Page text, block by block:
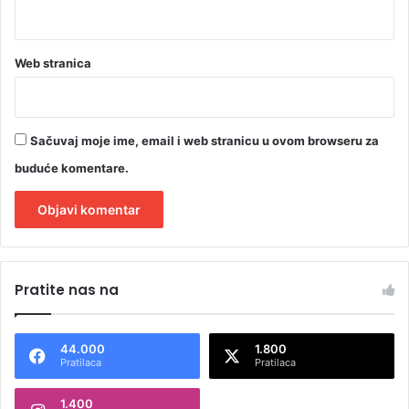
Web stranica
Sačuvaj moje ime, email i web stranicu u ovom browseru za
buduće komentare.
t
n
Pratite nas na
44.000
Pratilaca
1.800
Pratilaca
1.400